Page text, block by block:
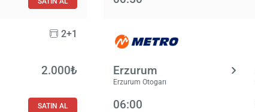
2+1
2.000₺
SATIN AL
Erzurum
Erzurum Otogarı
06:00